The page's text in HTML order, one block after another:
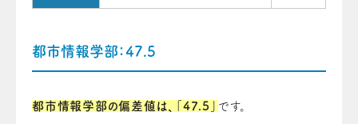
都市情報学部：47.5
都市情報学部の偏差値は、「47.5」 です。